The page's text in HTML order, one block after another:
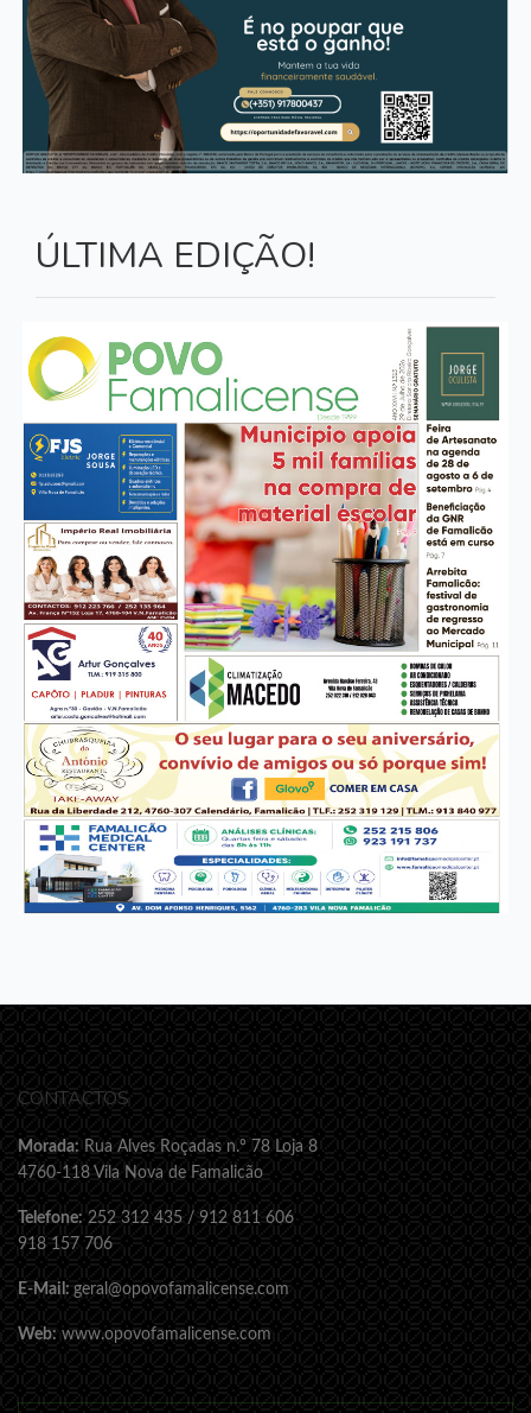
ÚLTIMA EDIÇÃO!
CONTACTOS
Morada: Rua Alves Roçadas n.º 78 Loja 8
4760-118 Vila Nova de Famalicão
Telefone: 252 312 435 / 912 811 606
918 157 706
E-Mail: geral@opovofamalicense.com
Web: www.opovofamalicense.com